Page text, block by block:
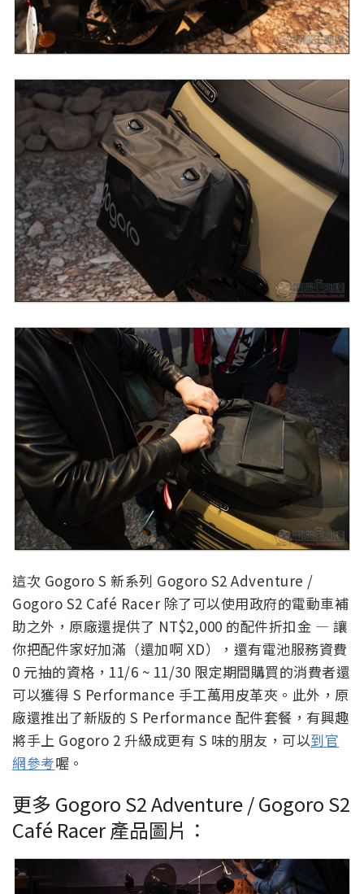
這次 Gogoro S 新系列 Gogoro S2 Adventure /
Gogoro S2 Café Racer 除了可以使用政府的電動車補
助之外，原廠還提供了 NT$2,000 的配件折扣金 — 讓
你把配件家好加滿（還加啊 XD），還有電池服務資費
0 元抽的資格，11/6 ~ 11/30 限定期間購買的消費者還
可以獲得 S Performance 手工萬用皮革夾。此外，原
廠還推出了新版的 S Performance 配件套餐，有興趣
將手上 Gogoro 2 升級成更有 S 味的朋友，可以到官
網參考喔。
更多 Gogoro S2 Adventure / Gogoro S2
Café Racer 產品圖片：